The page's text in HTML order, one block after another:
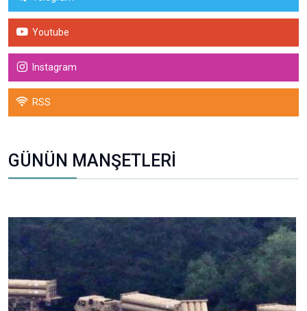
Youtube
Instagram
RSS
GÜNÜN MANŞETLERİ